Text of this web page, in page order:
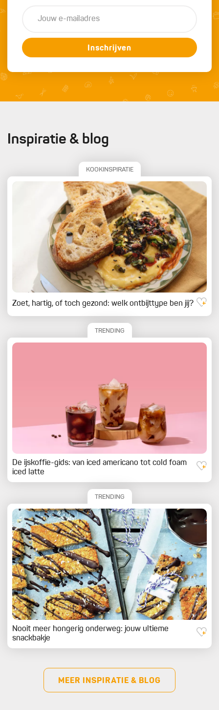
Inschrijven
Inspiratie & blog
KOOKINSPIRATIE
Zoet, hartig, of toch gezond: welk ontbijttype ben jij?
TRENDING
De ijskoffie-gids: van iced americano tot cold foam
iced latte
TRENDING
Nooit meer hongerig onderweg: jouw ultieme
snackbakje
MEER INSPIRATIE & BLOG